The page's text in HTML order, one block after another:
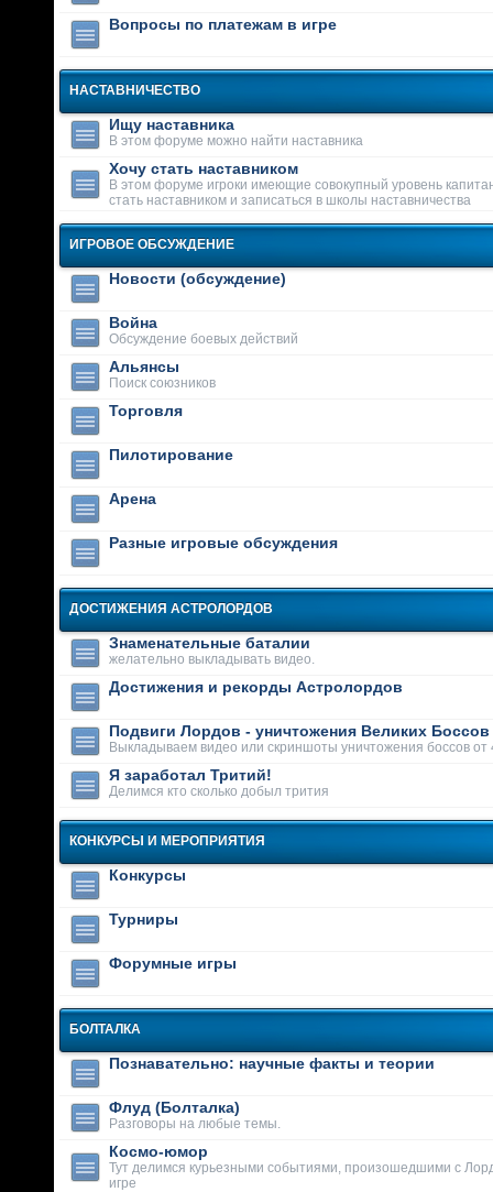
Вопросы по платежам в игре
НАСТАВНИЧЕСТВО
Ищу наставника
В этом форуме можно найти наставника
Хочу стать наставником
В этом форуме игроки имеющие совокупный уровень
стать наставником и записаться в школы наставничества
ИГРОВОЕ ОБСУЖДЕНИЕ
Новости (обсуждение)
Война
Обсуждение боевых действий
Альянсы
Поиск союзников
Торговля
Пилотирование
Арена
Разные игровые обсуждения
ДОСТИЖЕНИЯ АСТРОЛОРДОВ
Знаменательные баталии
желательно выкладывать видео.
Достижения и рекорды Астролордов
Подвиги Лордов - уничтожения Великих Боссов
Выкладываем видео или скриншоты уничтожения боссов от
Я заработал Тритий!
Делимся кто сколько добыл трития
КОНКУРСЫ И МЕРОПРИЯТИЯ
Конкурсы
Турниры
Форумные игры
БОЛТАЛКА
Познавательно: научные факты и теории
Флуд (Болталка)
Разговоры на любые темы.
Космо-юмор
Тут делимся курьезными событиями, произошедшими с
игре